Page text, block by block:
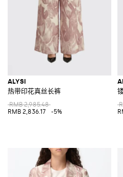
ALYSI
热带印花真丝长裤
RMB 2,985.48
RMB 2,836.17
-5%